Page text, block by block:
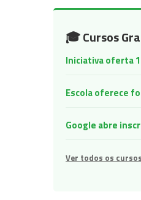
🎓 Cursos
Iniciativa oferta
Escola oferece
Google abre
Ver todos os